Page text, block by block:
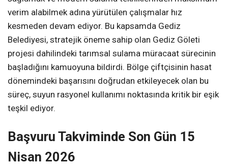
verim alabilmek adına yürütülen çalışmalar hız
kesmeden devam ediyor. Bu kapsamda Gediz
Belediyesi, stratejik öneme sahip olan Gediz Göleti
projesi dahilindeki tarımsal sulama müracaat sürecinin
başladığını kamuoyuna bildirdi. Bölge çiftçisinin hasat
dönemindeki başarısını doğrudan etkileyecek olan bu
süreç, suyun rasyonel kullanımı noktasında kritik bir eşik
teşkil ediyor.
Başvuru Takviminde Son Gün 15
Nisan 2026